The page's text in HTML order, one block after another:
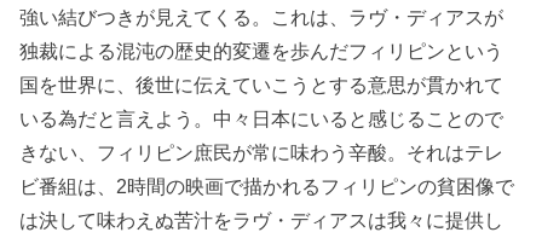
強い結びつきが見えてくる。これは、ラヴ・ディアスが
独裁による混沌の歴史的変遷を歩んだフィリピンという
国を世界に、後世に伝えていこうとする意思が貫かれて
いる為だと言えよう。中々日本にいると感じることので
きない、フィリピン庶民が常に味わう辛酸。それはテレ
ビ番組は、2時間の映画で描かれるフィリピンの貧困像で
は決して味わえぬ苦汁をラヴ・ディアスは我々に提供し